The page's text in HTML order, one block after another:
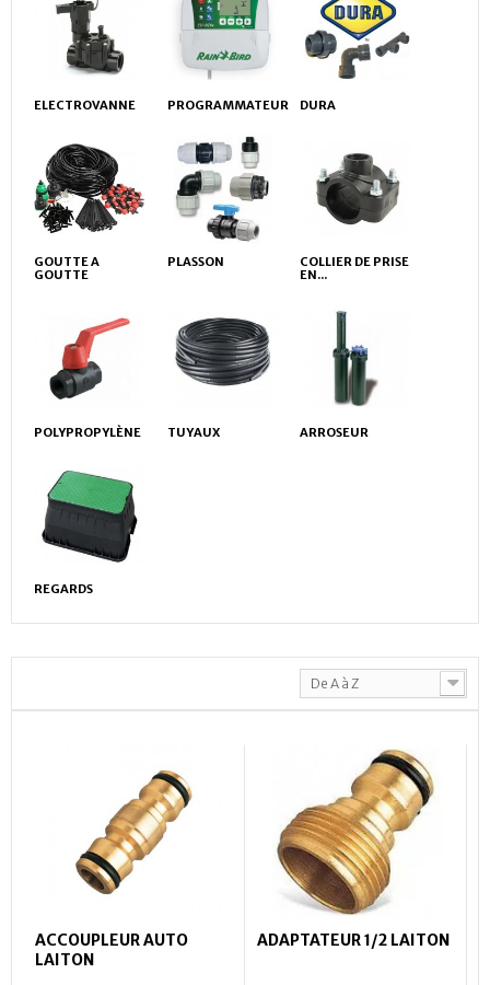
ELECTROVANNE PROGRAMMATEUR DURA
GOUTTE A
GOUTTE
PLASSON
COLLIER DE PRISE
EN...
POLYPROPYLÈNE TUYAUX ARROSEUR
REGARDS
De A à Z
ACCOUPLEUR AUTO
LAITON
ADAPTATEUR 1/2 LAITON